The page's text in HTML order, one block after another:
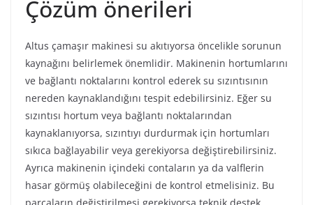
Çözüm önerileri
Altus çamaşır makinesi su akıtıyorsa öncelikle sorunun
kaynağını belirlemek önemlidir. Makinenin hortumlarını
ve bağlantı noktalarını kontrol ederek su sızıntısının
nereden kaynaklandığını tespit edebilirsiniz. Eğer su
sızıntısı hortum veya bağlantı noktalarından
kaynaklanıyorsa, sızıntıyı durdurmak için hortumları
sıkıca bağlayabilir veya gerekiyorsa değiştirebilirsiniz.
Ayrıca makinenin içindeki contaların ya da valflerin
hasar görmüş olabileceğini de kontrol etmelisiniz. Bu